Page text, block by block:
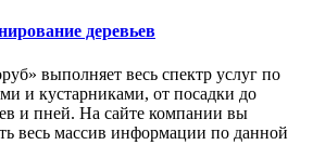
деревьев
выполняет весь спектр услуг по
и кустарниками, от посадки до
и пней. На сайте компании вы
весь массив информации по данной